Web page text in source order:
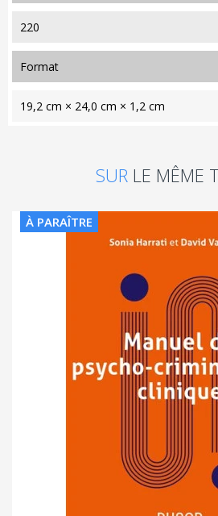
220
format
19,2 cm × 24,0 cm × 1,2 cm
SUR LE MÊME
À PARAÎTRE